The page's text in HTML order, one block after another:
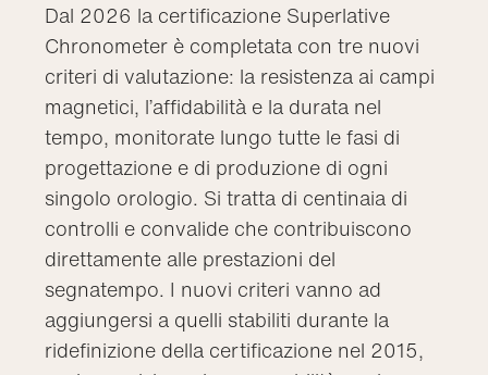
Dal 2026 la certificazione Superlative
Chronometer è completata con tre nuovi
criteri di valutazione: la resistenza ai campi
magnetici, l’affidabilità e la durata nel
tempo, monitorate lungo tutte le fasi di
progettazione e di produzione di ogni
singolo orologio. Si tratta di centinaia di
controlli e convalide che contribuiscono
direttamente alle prestazioni del
segnatempo. I nuovi criteri vanno ad
aggiungersi a quelli stabiliti durante la
ridefinizione della certificazione nel 2015,